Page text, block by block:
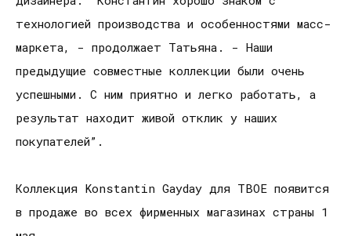
технологией производства и особенностями масс-
маркета, - продолжает Татьяна. - Наши
предыдущие совместные коллекции были очень
успешными. С ним приятно и легко работать, а
результат находит живой отклик у наших
покупателей”.
Коллекция Konstantin Gayday для ТВОЕ появится
в продаже во всех фирменных магазинах страны 1